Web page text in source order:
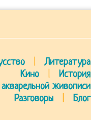
Литература
Кино
История
живописи
Разговоры
Блог